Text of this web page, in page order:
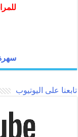
تابعنا على اليوتيوب